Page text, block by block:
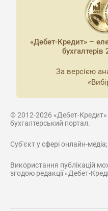
«Дебет-Кредит» –
За версією
© 2012-2026 «Дебет-Кредит»
бухгалтерський портал.
Суб'єкт у сфері онлайн-
Використання публікацій
згодою редакції «Дебет-